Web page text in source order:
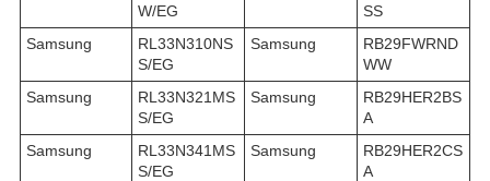
W/EG
SS
Samsung
RL33N310NS
S/EG
Samsung
RB29FWRND
WW
Samsung
RL33N321MS
S/EG
Samsung
RB29HER2BS
A
Samsung
RL33N341MS
S/EG
Samsung
RB29HER2CS
A